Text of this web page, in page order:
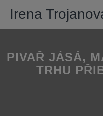
Irena
PIVAŘ JÁSÁ,
TRHU